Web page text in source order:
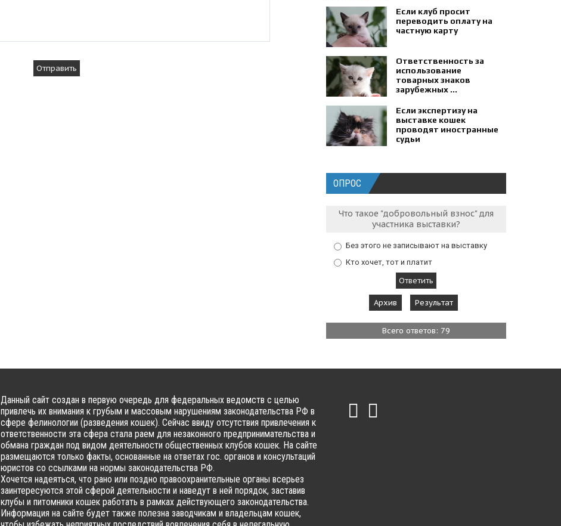
Если клуб просит
переводить оплату на
частную карту
Ответственность за
использование
товарных знаков
зарубежных ...
Если экспертизу на
выставке кошек
проводят иностранные
судьи
ОПРОС
Что такое "добровольный взнос" для
участника выставки?
Без этого не записывают на выставку
Кто хочет, тот и платит
Архив Результат
Всего ответов: 79
Данный сайт создан в первую очередь для федеральных ведомств с целью
привлечь их внимания к грубым и массовым нарушениям законодательства РФ в
сфере фелинологии (разведения кошек). Сейчас ввиду отсутствия привлечения к
ответственности эта сфера стала раем для незаконного предпринимательства и
обмана граждан под видом деятельности общественных клубов кошек. На сайте
размещаются только факты, основанные на ответах гос. органов и консультаций
юристов со ссылками на нормы законодательства РФ.
Хочется надеяться, что рано или поздно правоохранительные органы всерьез
заинтересуются этой сферой деятельности и наведут в ней порядок, заставив
клубы и питомники кошек работать в рамках действующего законодательства.
Информация на сайте будет также полезна заводчикам и владельцам кошек,